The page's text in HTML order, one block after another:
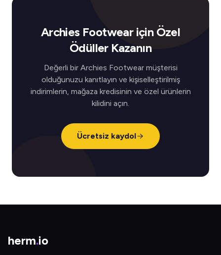
Archies Footwear için Özel
Ödüller Kazanın
Değerli bir Archies Footwear müşterisi
olduğunuzu kanıtlayın ve kişiselleştirilmiş
indirimlerin, mağaza kredisinin ve özel ürünlerin
kilidini açın.
Ücretsiz kaydol
herm.io